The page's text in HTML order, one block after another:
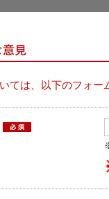
ては、以下のフォー